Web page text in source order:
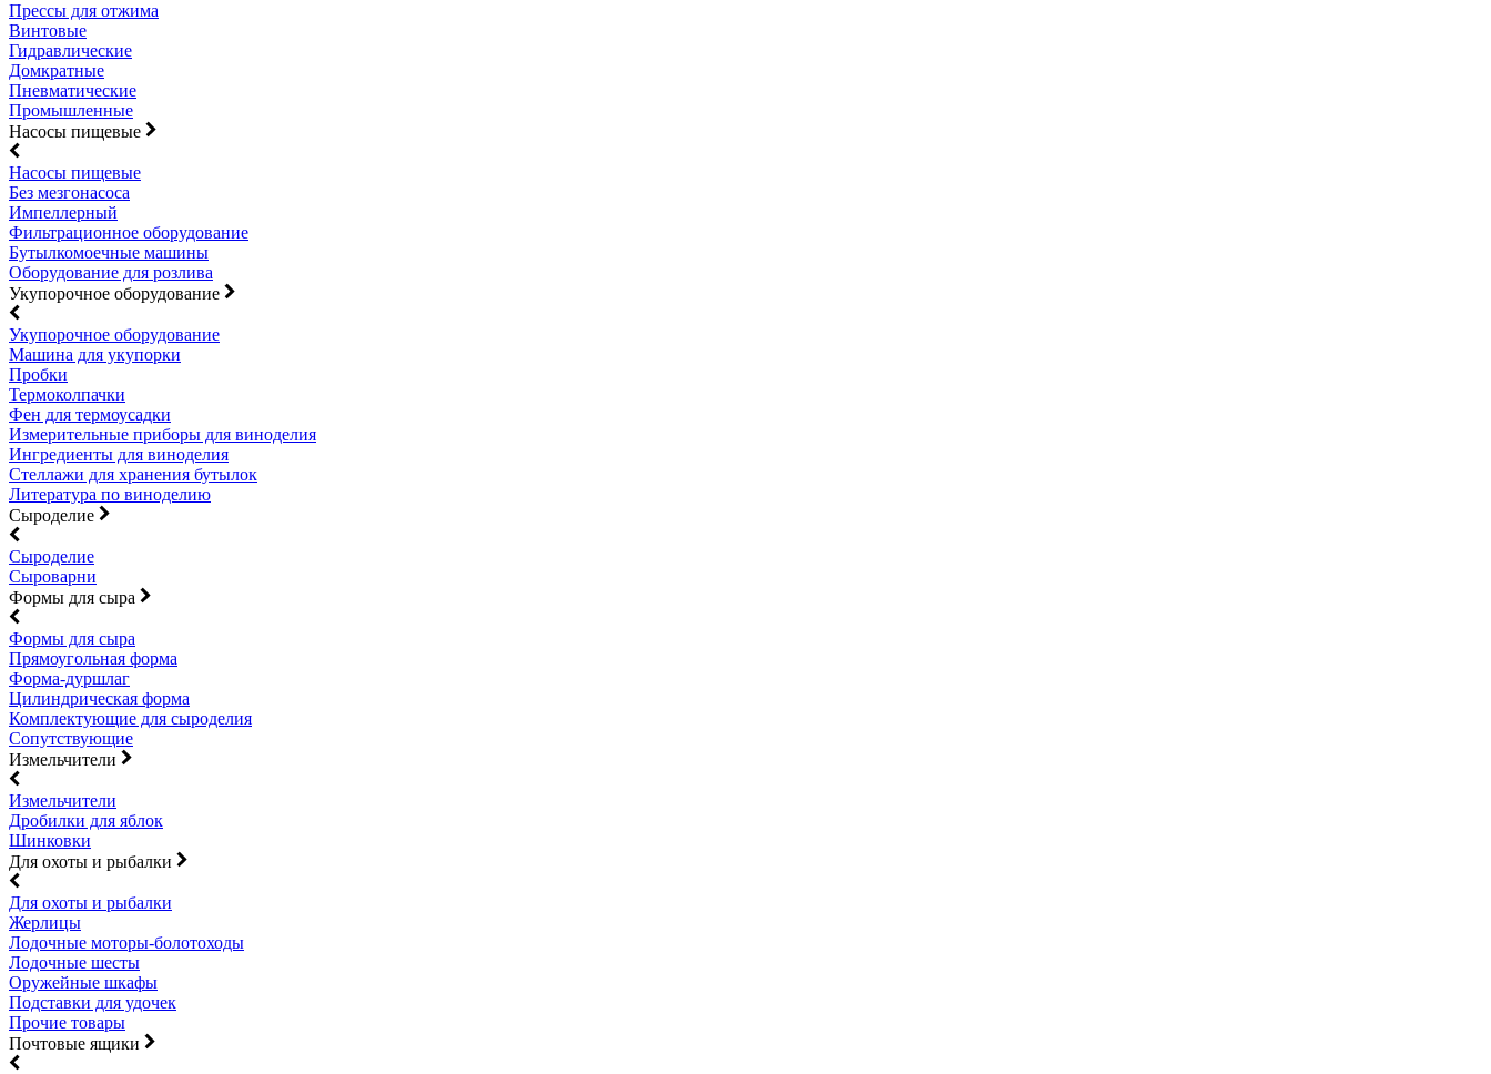
Прессы для отжима
Винтовые
Гидравлические
Домкратные
Пневматические
Промышленные
Насосы пищевые
Насосы пищевые
Без мезгонасоса
Импеллерный
Фильтрационное оборудование
Бутылкомоечные машины
Оборудование для розлива
Укупорочное оборудование
Укупорочное оборудование
Машина для укупорки
Пробки
Термоколпачки
Фен для термоусадки
Измерительные приборы для виноделия
Ингредиенты для виноделия
Стеллажи для хранения бутылок
Литература по виноделию
Сыроделие
Сыроделие
Сыроварни
Формы для сыра
Формы для сыра
Прямоугольная форма
Форма-дуршлаг
Цилиндрическая форма
Комплектующие для сыроделия
Сопутствующие
Измельчители
Измельчители
Дробилки для яблок
Шинковки
Для охоты и рыбалки
Для охоты и рыбалки
Жерлицы
Лодочные моторы-болотоходы
Лодочные шесты
Оружейные шкафы
Подставки для удочек
Прочие товары
Почтовые ящики